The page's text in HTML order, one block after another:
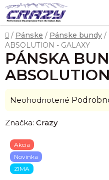
Prejsť
na
obsah
Domov
/ Pánske / Pánske bundy /
ABSOLUTION - GALAXY
PÁNSKA
Priemerné
produktu
0,0
z
5
Neohodnotené
Značka: Crazy
Akcia
Novinka
ZIMA